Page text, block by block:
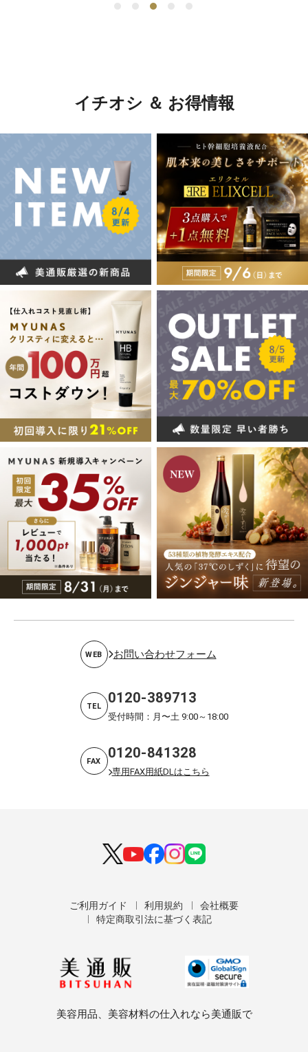
イチオシ ＆ お得情報
WEB お問い合わせフォーム
TEL 0120-389713
受付時間：月〜土 9:00～18:00
FAX 0120-841328
専用FAX用紙DLはこちら
ご利用ガイド 利用規約
会社概要
特定商取引法に基づく表記
美容用品、美容材料の仕入れなら美通販で